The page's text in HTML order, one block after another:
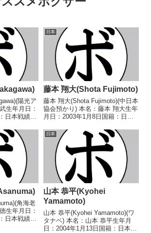
陽光ア
生年月日：
日本戦績：
02/02
久
日本
藤本 翔大(Shota Fujimoto)
藤本 翔大(Shota Fujimoto)(中日本
協会預かり) 本名：藤本 翔大生年
月日：2003年1月8日国籍：日本
得タイトル】2025年度中日本バ
ンタム級新人王 【戦歴】
2021/10/24 ●1...
角海老
生年月日：
日本戦績：
日本
山本 恭平(Kyohei
Yamamoto)
山本 恭平(Kyohei Yamamoto)(ワ
タナベ) 本名：山本 恭平生年月
日：2004年1月13日国籍：日本戦